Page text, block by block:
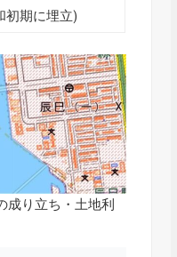
初期に埋立)
成り立ち・土地利